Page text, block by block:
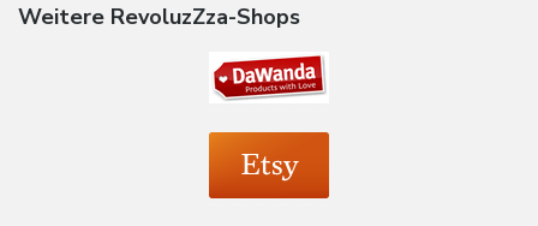
Weitere RevoluzZza-Shops